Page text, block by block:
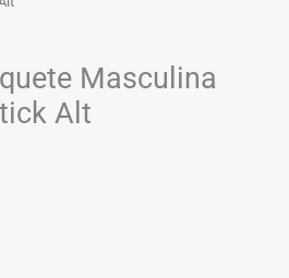
Masculina
Alt